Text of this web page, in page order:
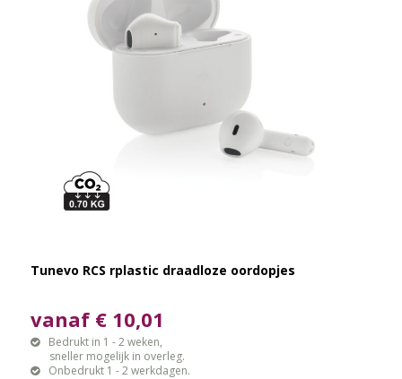
Tunevo RCS rplastic draadloze oordopjes
vanaf € 10,01
Bedrukt in 1 - 2 weken,
sneller mogelijk in overleg.
Onbedrukt 1 - 2 werkdagen.